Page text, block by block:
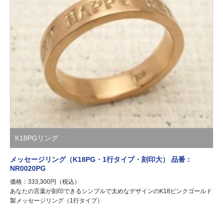
K18PGリング
メッセージリング（K18PG・1行タイプ・刻印大） 品番：
NR0020PG
価格：333,300円（税込）
あなたの言葉が刻印できるシンプルで太めなデザインのK18ピンクゴールド
製メッセージリング（1行タイプ）